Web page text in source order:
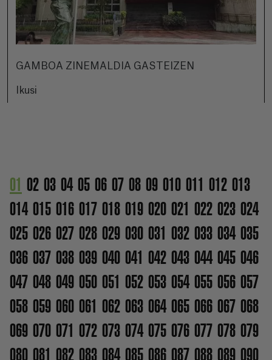
GAMBOA ZINEMALDIA GASTEIZEN
Ikusi
01 02 03 04 05 06 07 08 09 010 011 012 013
014 015 016 017 018 019 020 021 022 023 024
025 026 027 028 029 030 031 032 033 034 035
036 037 038 039 040 041 042 043 044 045 046
047 048 049 050 051 052 053 054 055 056 057
058 059 060 061 062 063 064 065 066 067 068
069 070 071 072 073 074 075 076 077 078 079
080 081 082 083 084 085 086 087 088 089 090